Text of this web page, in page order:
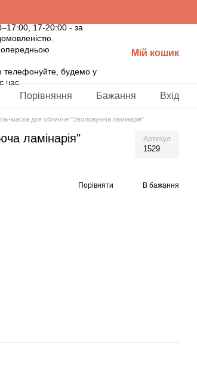
17-20:00 - за
телефонуйте, будемо у
час.
Мій кошик
Порівняння Бажання Вхід
маска для обличчя "Зволожуюча ламінарія"
ламінарія" Артикул
1529
Порівняти В бажання